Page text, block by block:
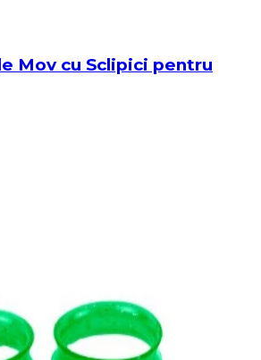
Mov cu Sclipici pentru